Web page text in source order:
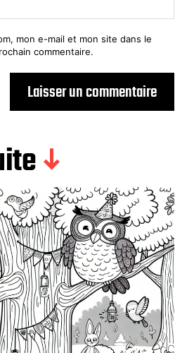
mon e-mail et mon site dans le
commentaire.